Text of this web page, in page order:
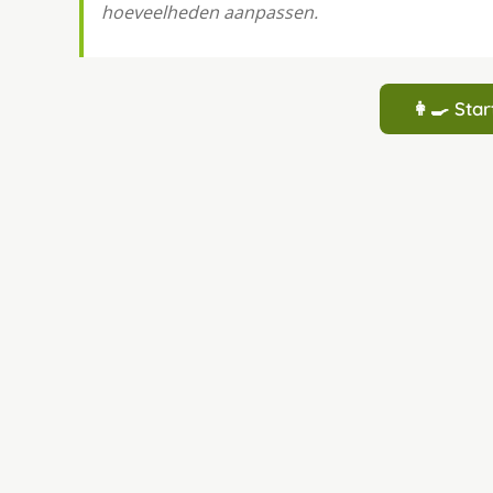
hoeveelheden aanpassen.
👩‍🍳